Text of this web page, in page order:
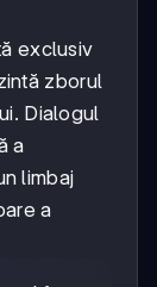
exclusiv
zborul
Dialogul
a
limbaj
a